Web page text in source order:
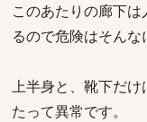
このあたりの廊下
るので危険はそんな
上半身と、靴下だ
たって異常です。